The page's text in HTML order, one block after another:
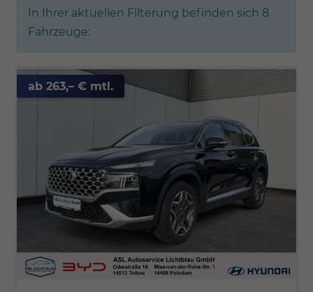
In Ihrer aktuellen Filterung befinden sich 8
Fahrzeuge:
ab 263,– € mtl.